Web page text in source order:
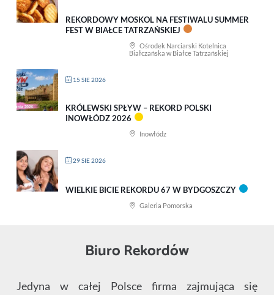
REKORDOWY MOSKOL NA FESTIWALU SUMMER
FEST W BIAŁCE TATRZAŃSKIEJ
Ośrodek Narciarski Kotelnica
Białczańska w Białce Tatrzańskiej
15 SIE 2026
KRÓLEWSKI SPŁYW – REKORD POLSKI
INOWŁÓDZ 2026
Inowłódz
29 SIE 2026
WIELKIE BICIE REKORDU 67 W BYDGOSZCZY
Galeria Pomorska
Biuro Rekordów
Jedyna w całej Polsce firma zajmująca się